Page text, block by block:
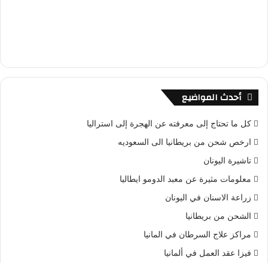
أحدث المواضيع
كل ما تحتاج إلى معرفته عن الهجرة إلى استراليا
ارخص شحن من بريطانيا الى السعوديه
تاشيرة اليونان
معلومات مثيرة عن معبد الدومو ايطاليا
زراعة الاسنان في اليونان
الشحن من بريطانيا
مراكز علاج السرطان في المانيا
فيزا عقد العمل في ألمانيا